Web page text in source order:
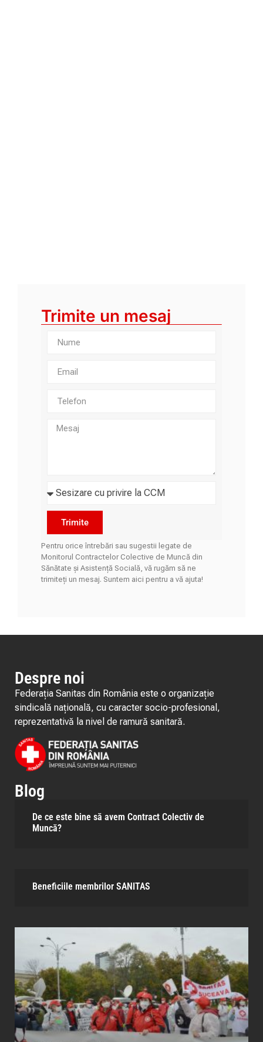
Trimite un mesaj
Trimite
Pentru orice întrebări sau sugestii legate de
Monitorul Contractelor Colective de Muncă din
Sănătate și Asistență Socială, vă rugăm să ne
trimiteți un mesaj. Suntem aici pentru a vă ajuta!
Despre noi
Federația Sanitas din România este o organizație
sindicală națională, cu caracter socio-profesional,
reprezentativă la nivel de ramură sanitară.
Blog
De ce este bine să avem Contract Colectiv de
Muncă?
Beneficiile membrilor SANITAS​